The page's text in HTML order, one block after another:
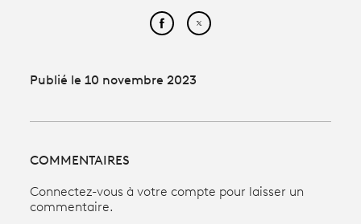
Partager cet article sur
Partager cet article sur
Publié le 10 novembre 2023
COMMENTAIRES
Connectez-vous à votre compte pour laisser un
commentaire.